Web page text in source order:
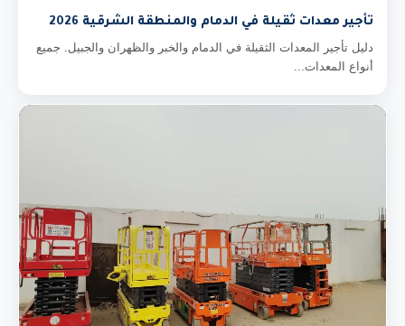
تأجير معدات ثقيلة في الدمام والمنطقة الشرقية 2026
دليل تأجير المعدات الثقيلة في الدمام والخبر والظهران والجبيل. جميع
أنواع المعدات...